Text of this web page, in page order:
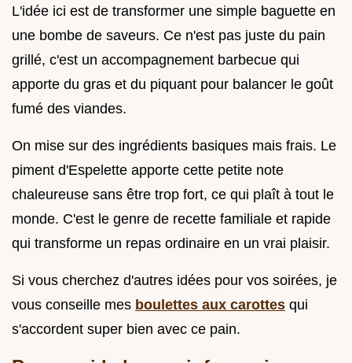
L'idée ici est de transformer une simple baguette en
une bombe de saveurs. Ce n'est pas juste du pain
grillé, c'est un accompagnement barbecue qui
apporte du gras et du piquant pour balancer le goût
fumé des viandes.
On mise sur des ingrédients basiques mais frais. Le
piment d'Espelette apporte cette petite note
chaleureuse sans être trop fort, ce qui plaît à tout le
monde. C'est le genre de recette familiale et rapide
qui transforme un repas ordinaire en un vrai plaisir.
Si vous cherchez d'autres idées pour vos soirées, je
vous conseille mes boulettes aux carottes qui
s'accordent super bien avec ce pain.